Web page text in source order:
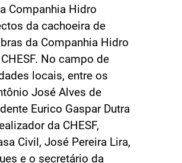
Companhia Hidro
da cachoeira de
da Companhia Hidro
No campo de
locais, entre os
José Alves de
Eurico Gaspar Dutra
da CHESF,
Civil, José Pereira Lira,
e o secretário da